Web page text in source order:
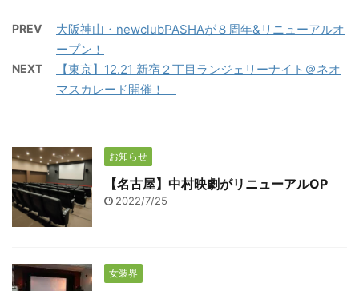
PREV
大阪神山・newclubPASHAが８周年&リニューアルオ
ープン！
NEXT
【東京】12.21 新宿２丁目ランジェリーナイト＠ネオ
マスカレード開催！
お知らせ
【名古屋】中村映劇がリニューアルOP
2022/7/25
女装界